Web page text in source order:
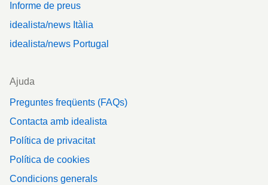
Informe de preus
idealista/news Itàlia
idealista/news Portugal
Ajuda
Preguntes freqüents (FAQs)
Contacta amb idealista
Política de privacitat
Política de cookies
Condicions generals